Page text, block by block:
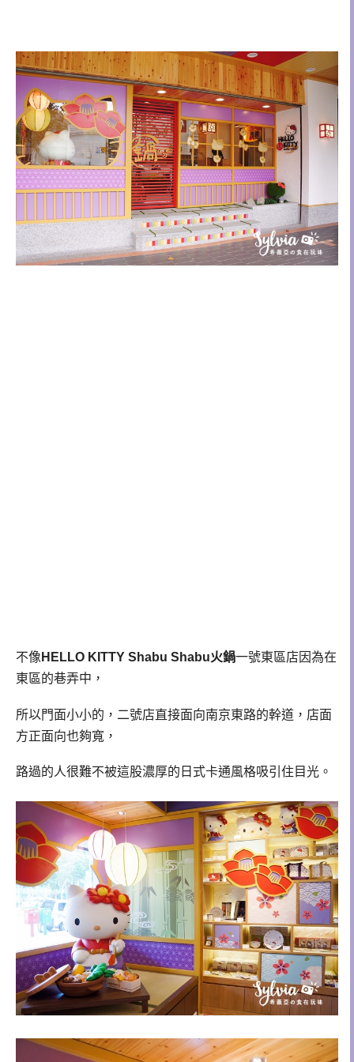
不像 HELLO KITTY Shabu Shabu火鍋一號東區店因為在
東區的巷弄中，
所以門面小小的，二號店直接面向南京東路的幹道，店面
方正面向也夠寬，
路過的人很難不被這股濃厚的日式卡通風格吸引住目光。